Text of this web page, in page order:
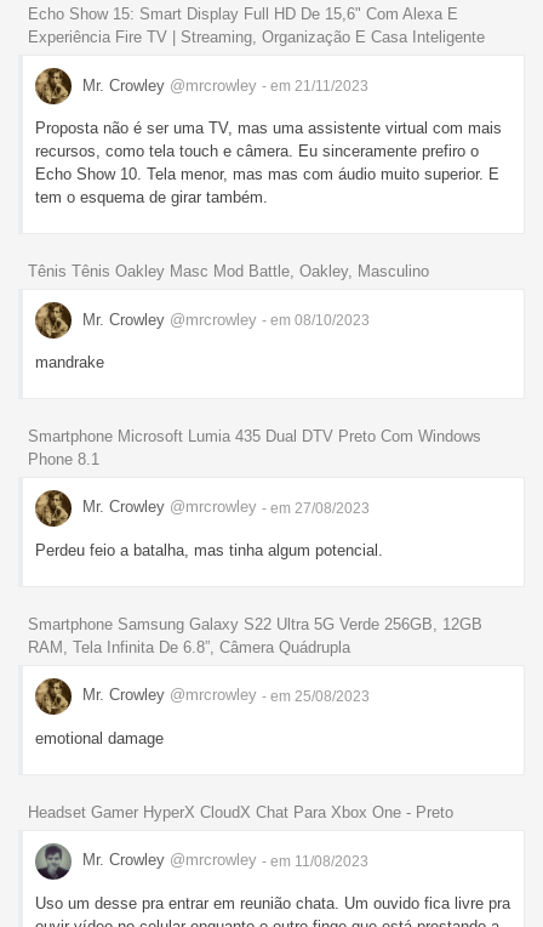
Echo Show 15: Smart Display Full HD De 15,6" Com Alexa E
Experiência Fire TV | Streaming, Organização E Casa Inteligente
Mr. Crowley @mrcrowley - em 21/11/2023
Proposta não é ser uma TV, mas uma assistente virtual com mais
recursos, como tela touch e câmera. Eu sinceramente prefiro o
Echo Show 10. Tela menor, mas mas com áudio muito superior. E
tem o esquema de girar também.
Tênis Tênis Oakley Masc Mod Battle, Oakley, Masculino
Mr. Crowley @mrcrowley - em 08/10/2023
mandrake
Smartphone Microsoft Lumia 435 Dual DTV Preto Com Windows
Phone 8.1
Mr. Crowley @mrcrowley - em 27/08/2023
Perdeu feio a batalha, mas tinha algum potencial.
Smartphone Samsung Galaxy S22 Ultra 5G Verde 256GB, 12GB
RAM, Tela Infinita De 6.8”, Câmera Quádrupla
Mr. Crowley @mrcrowley - em 25/08/2023
emotional damage
Headset Gamer HyperX CloudX Chat Para Xbox One - Preto
Mr. Crowley @mrcrowley - em 11/08/2023
Uso um desse pra entrar em reunião chata. Um ouvido fica livre pra